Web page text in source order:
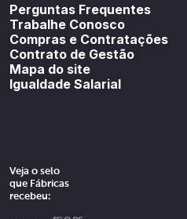
Perguntas Frequentes
Trabalhe Conosco
Compras e Contratações
Contrato de Gestão
Mapa do site
Igualdade Salarial
Veja o selo
que Fábricas
recebeu: